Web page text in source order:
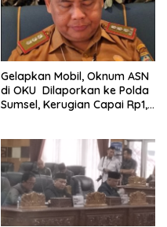
Gelapkan Mobil, Oknum ASN
di OKU Dilaporkan ke Polda
Sumsel, Kerugian Capai Rp1,2